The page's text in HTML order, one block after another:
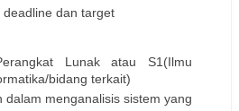
dan target
Lunak atau S1(Ilmu
bidang terkait)
dalam menganalisis sistem yang